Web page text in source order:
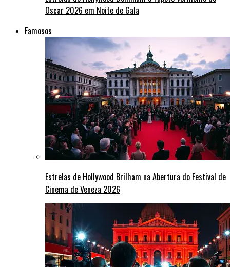
Oscar 2026 em Noite de Gala
Famosos
Estrelas de Hollywood Brilham na Abertura do Festival de
Cinema de Veneza 2026